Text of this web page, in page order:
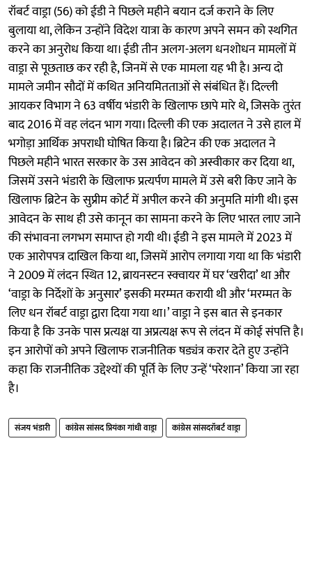
रॉबर्ट वाड्रा (56) को ईडी ने पिछले महीने बयान दर्ज कराने के लिए
बुलाया था, लेकिन उन्होंने विदेश यात्रा के कारण अपने समन को स्थगित
करने का अनुरोध किया था। ईडी तीन अलग-अलग धनशोधन मामलों में
वाड्रा से पूछताछ कर रही है, जिनमें से एक मामला यह भी है। अन्य दो
मामले जमीन सौदों में कथित अनियमितताओं से संबंधित हैं। दिल्ली
आयकर विभाग ने 63 वर्षीय भंडारी के खिलाफ छापे मारे थे, जिसके तुरंत
बाद 2016 में वह लंदन भाग गया। दिल्ली की एक अदालत ने उसे हाल में
भगोड़ा आर्थिक अपराधी घोषित किया है। ब्रिटेन की एक अदालत ने
पिछले महीने भारत सरकार के उस आवेदन को अस्वीकार कर दिया था,
जिसमें उसने भंडारी के खिलाफ प्रत्यर्पण मामले में उसे बरी किए जाने के
खिलाफ ब्रिटेन के सुप्रीम कोर्ट में अपील करने की अनुमति मांगी थी। इस
आवेदन के साथ ही उसे कानून का सामना करने के लिए भारत लाए जाने
की संभावना लगभग समाप्त हो गयी थी। ईडी ने इस मामले में 2023 में
एक आरोपपत्र दाखिल किया था, जिसमें आरोप लगाया गया था कि भंडारी
ने 2009 में लंदन स्थित 12, ब्रायनस्टन स्क्वायर में घर ‘खरीदा’ था और
‘वाड्रा के निर्देशों के अनुसार’ इसकी मरम्मत करायी थी और ‘मरम्मत के
लिए धन रॉबर्ट वाड्रा द्वारा दिया गया था।’ वाड्रा ने इस बात से इनकार
किया है कि उनके पास प्रत्यक्ष या अप्रत्यक्ष रूप से लंदन में कोई संपत्ति है।
इन आरोपों को अपने खिलाफ राजनीतिक षड्यंत्र करार देते हुए उन्होंने
कहा कि राजनीतिक उद्देश्यों की पूर्ति के लिए उन्हें ‘परेशान’ किया जा रहा
है।
संजय भंडारी कांग्रेस सांसद प्रियंका गांधी वाड्रा कांग्रेस सांसदरॉबर्ट वाड्रा